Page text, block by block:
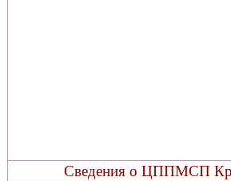
Сведения о ЦППМСП